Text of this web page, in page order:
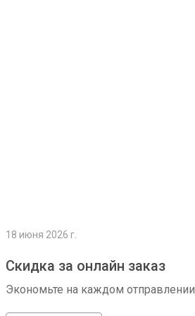
18 июня 2026 г.
Скидка за онлайн заказ
Экономьте на каждом отправлении